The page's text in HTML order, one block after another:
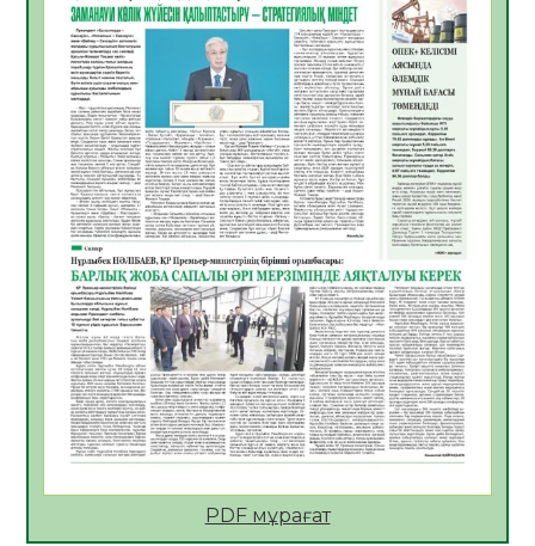
Көкжөтел ауруы туралы
06.08.2026
36
АПВ вакцинасы туралы мәлімет
06.08.2026
36
Open Air: Қызылорда облысы полиция
департаменті 20 мыңнан астам
көрерменнің қауіпсіздігін қамтамасыз етті
06.08.2026
48
ҚЫЗЫЛОРДАДА «САНАЛЫ ҰРПАҚ –
ЖАРҚЫН БОЛАШАҚ» АТТЫ КЕҢЕЙТІЛГЕН
МӘЖІЛІС ӨТТІ
05.08.2026
49
Қазақстан Орталық Азиядағы көшуге ең
PDF мұрағат